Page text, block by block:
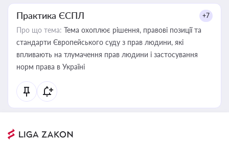
Практика ЄСПЛ +7
Про що тема: Тема охоплює рішення, правові позиції та
стандарти Європейського суду з прав людини, які
впливають на тлумачення прав людини і застосування
норм права в Україні